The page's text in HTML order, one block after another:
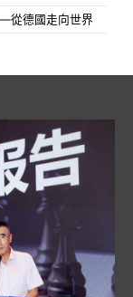
從德國走向世界